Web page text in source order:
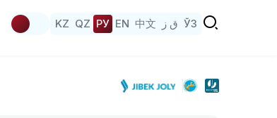
KZ QZ РУ EN 中文 ق ز ЎЗ